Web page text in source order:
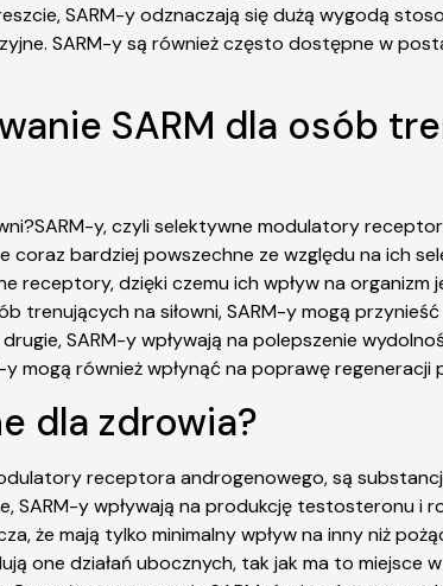
SARM-y odznaczają się dużą wygodą
SARM-y są również często dostępne w
SARM dla osób
y, czyli selektywne modulatory
bardziej powszechne ze względu na ich
receptory, dzięki czemu ich wpływ na organizm
trenujących na siłowni, SARM-y mogą
SARM-y wpływają na polepszenie
mogą również wpłynąć na poprawę regeneracji
dla zdrowia?
receptora androgenowego, są
y wpływają na produkcję testosteronu i
że mają tylko minimalny wpływ na inny niż
one działań ubocznych, tak jak ma to miejsce